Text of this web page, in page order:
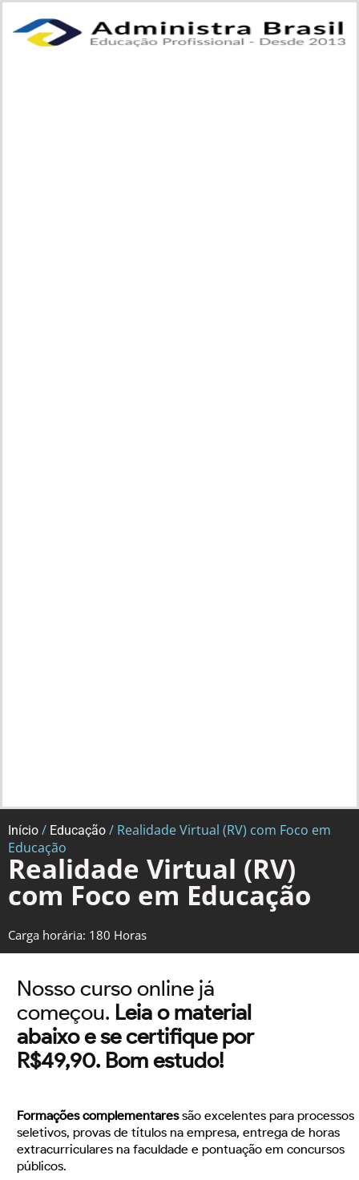
Início / Educação / Realidade Virtual (RV) com Foco em
Educação
Realidade Virtual (RV)
com Foco em Educação
Carga horária: 180 Horas
Nosso curso online já
começou. Leia o material
abaixo e se certifique por
R$49,90. Bom estudo!
Formações complementaressão excelentes para processos
seletivos, provas de títulos na empresa, entrega de horas
extracurriculares na faculdade e pontuação em concursos
públicos.